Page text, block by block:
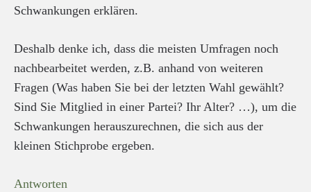
Schwankungen erklären.
Deshalb denke ich, dass die meisten Umfragen noch
nachbearbeitet werden, z.B. anhand von weiteren
Fragen (Was haben Sie bei der letzten Wahl gewählt?
Sind Sie Mitglied in einer Partei? Ihr Alter? …), um die
Schwankungen herauszurechnen, die sich aus der
kleinen Stichprobe ergeben.
Antworten